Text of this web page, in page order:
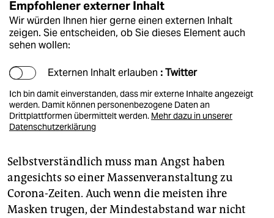
Empfohlener externer Inhalt
Wir würden Ihnen hier gerne einen externen Inhalt
zeigen. Sie entscheiden, ob Sie dieses Element auch
sehen wollen:
Externen Inhalt erlauben : Twitter
Ich bin damit einverstanden, dass mir externe Inhalte angezeigt
werden. Damit können personenbezogene Daten an
Drittplattformen übermittelt werden. Mehr dazu in unserer
Datenschutzerklärung
Selbstverständlich muss man Angst haben
angesichts so einer Massenveranstaltung zu
Corona-Zeiten. Auch wenn die meisten ihre
Masken trugen, der Mindestabstand war nicht